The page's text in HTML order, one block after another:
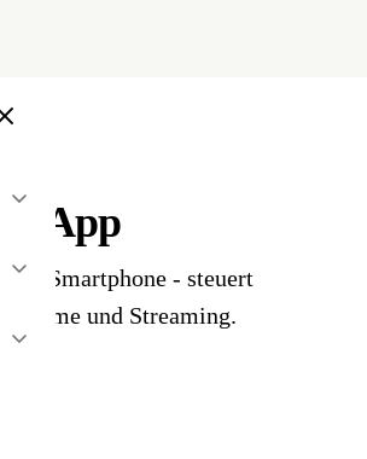
App
Smartphone - steuert
und Streaming.